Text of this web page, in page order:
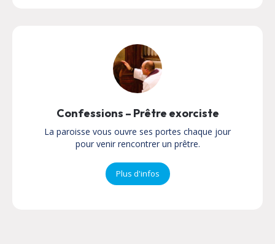
Confessions – Prêtre exorciste
La paroisse vous ouvre ses portes chaque jour
pour venir rencontrer un prêtre.
Plus d'infos